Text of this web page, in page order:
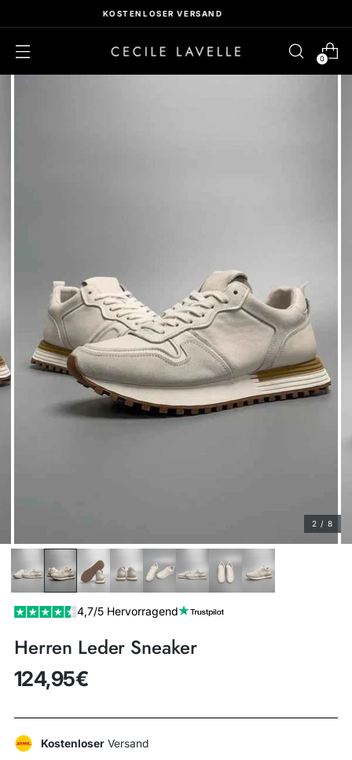
JETZT UNSERE NEUE KOLLEKTION ENTDECKEN
0
2 / 8
4,7/5 Hervorragend
Herren Leder Sneaker
Regulärer
124,95€
Kostenloser Versand